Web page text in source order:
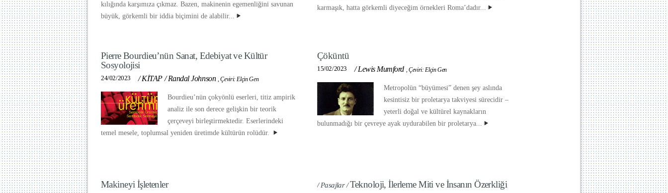
kılığında karşımıza çıkmaz. Bazen, makinenin egemenliğini savunan
büyük, görkemli bir iddia biçimini de alabilir...
karmaşık, hatta görkemli diyeceğim örnekleri Roma’dadır...
Pierre Bourdieu’nün Sanat, Edebiyat ve Kültür
Sosyolojisi
24/02/2023 /KİTAP /Randal Johnson ,Çeviri: Elçin Gen
Bourdieu’nün çokyönlü eserleri, titiz ampirik
analiz ile son derece gelişkin bir teorik
çerçeveyi birleştirmektedir. Eserlerindeki
temel mesele, toplumsal yeniden üretimde kültürün rolüdür.
Çöküntü
15/02/2023 /Lewis Mumford ,Çeviri: Elçin Gen
Metropolün “büyümesi” denen şey aslında
kesintisiz bir proletarya takviyesi sürecidir –
yeterli doğal ve kültürel kaynakların
bulunmadığı bir çevreye ayak uydurabilen bir proletarya...
Makineyi İşletenler / Pasajlar /Teknoloji, İlerleme Miti ve İnsanın Özerkliği